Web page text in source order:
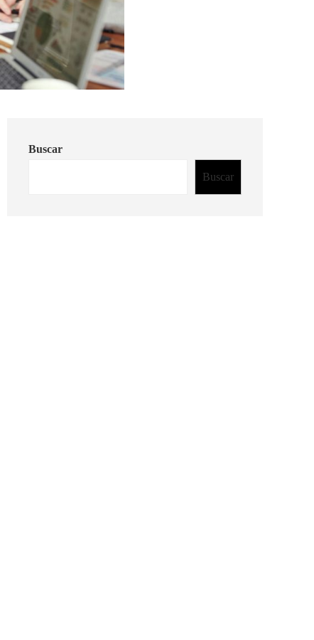
Buscar
Buscar